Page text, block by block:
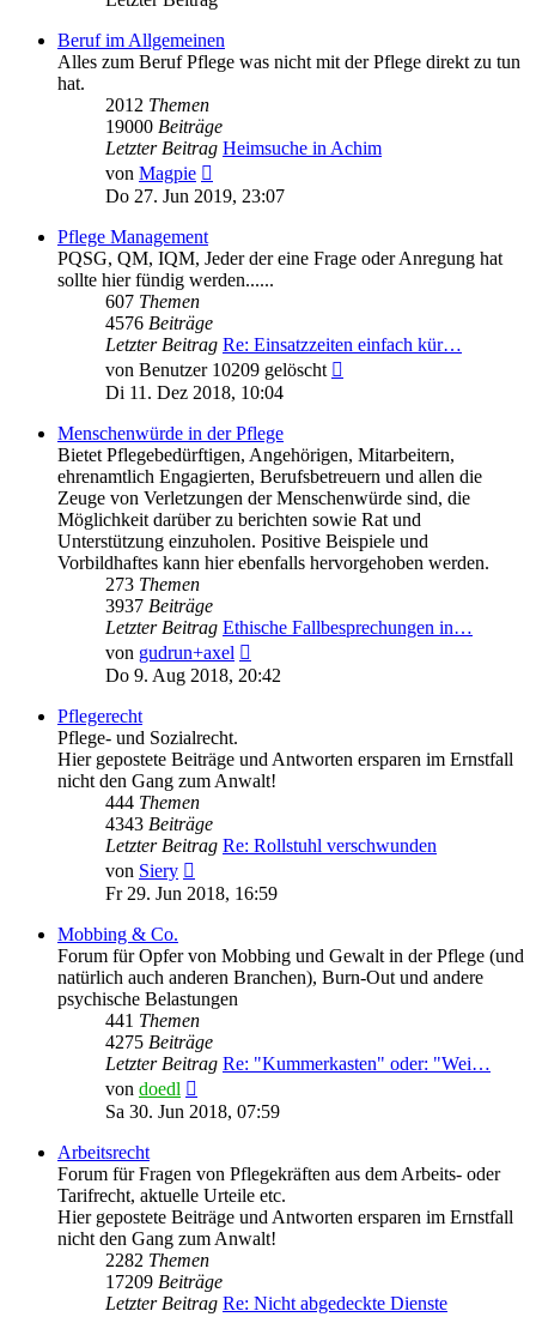
Beruf im Allgemeinen
Alles zum Beruf Pflege was nicht mit der Pflege direkt zu tun
hat.
2012 Themen
19000 Beiträge
Letzter Beitrag Heimsuche in Achim
von Magpie
Beitrag
Do 27. Jun 2019, 23:07
Pflege Management
PQSG, QM, IQM, Jeder der eine Frage oder Anregung hat
sollte hier fündig werden......
607 Themen
4576 Beiträge
Letzter Beitrag Re: Einsatzzeiten einfach kür…
von Benutzer 10209 gelöscht
Di 11. Dez 2018, 10:04
Menschenwürde in der Pflege
Bietet Pflegebedürftigen, Angehörigen, Mitarbeitern,
ehrenamtlich Engagierten, Berufsbetreuern und allen die
Zeuge von Verletzungen der Menschenwürde sind, die
Möglichkeit darüber zu berichten sowie Rat und
Unterstützung einzuholen. Positive Beispiele und
Vorbildhaftes kann hier ebenfalls hervorgehoben werden.
273 Themen
3937 Beiträge
Letzter Beitrag Ethische Fallbesprechungen in…
von gudrun+axel
Beitrag
Do 9. Aug 2018, 20:42
Pflegerecht
Pflege- und Sozialrecht.
Hier gepostete Beiträge und Antworten ersparen im Ernstfall
nicht den Gang zum Anwalt!
444 Themen
4343 Beiträge
Letzter Beitrag Re: Rollstuhl verschwunden
von Siery
Beitrag
Fr 29. Jun 2018, 16:59
Mobbing & Co.
Forum für Opfer von Mobbing und Gewalt in der Pflege (und
natürlich auch anderen Branchen), Burn-Out und andere
psychische Belastungen
441 Themen
4275 Beiträge
Letzter Beitrag Re: "Kummerkasten" oder: "Wei…
von doedl
Beitrag
Sa 30. Jun 2018, 07:59
Arbeitsrecht
Forum für Fragen von Pflegekräften aus dem Arbeits- oder
Tarifrecht, aktuelle Urteile etc.
Hier gepostete Beiträge und Antworten ersparen im Ernstfall
nicht den Gang zum Anwalt!
2282 Themen
17209 Beiträge
Letzter Beitrag Re: Nicht abgedeckte Dienste